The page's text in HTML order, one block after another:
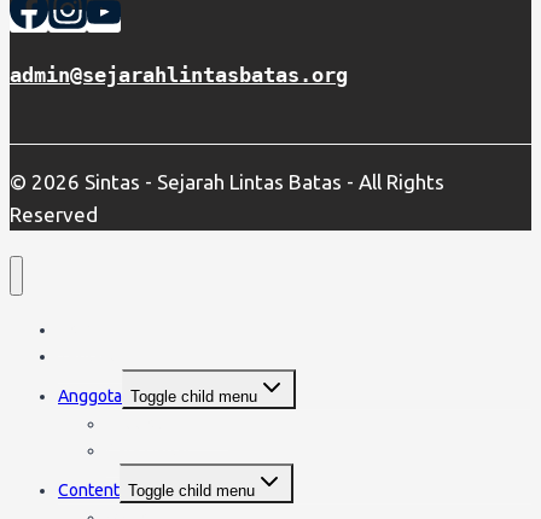
admin@sejarahlintasbatas.org
© 2026 Sintas - Sejarah Lintas Batas - All Rights
Reserved
Anggota Toggle child menu
Content Toggle child menu